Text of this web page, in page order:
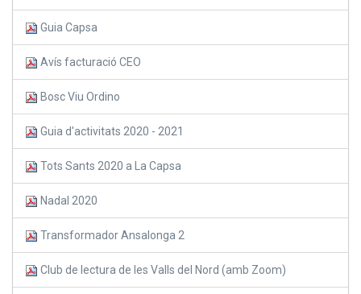
Guia Capsa
Avís facturació CEO
Bosc Viu Ordino
Guia d'activitats 2020 - 2021
Tots Sants 2020 a La Capsa
Nadal 2020
Transformador Ansalonga 2
Club de lectura de les Valls del Nord (amb Zoom)